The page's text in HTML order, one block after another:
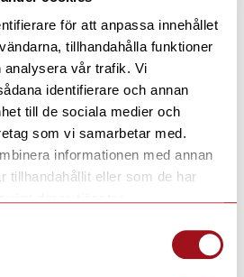
för att anpassa innehållet
tillhandahålla funktioner
vår trafik. Vi
identifierare och annan
till de sociala medier och
som vi samarbetar med.
informationen med annan
tillhandahållit eller som de har